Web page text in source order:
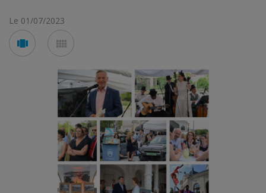
Le 01/07/2023
Voir
en
carousel
en
mosaïque